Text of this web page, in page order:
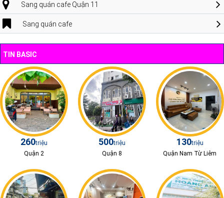
Sang quán cafe Quận 11
Sang quán cafe
TIN BASIC
260triệu
Quận 2
500triệu
Quận 8
130triệu
Quận Nam Từ Liêm